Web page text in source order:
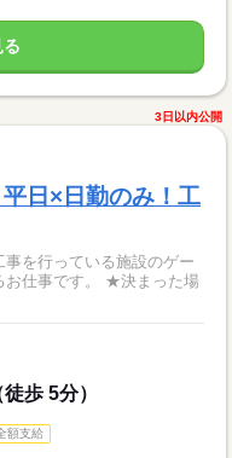
3日以内公開
日×日勤のみ！工
を行っている施設のゲー
。 ★決まった場
歩 5分）
額支給